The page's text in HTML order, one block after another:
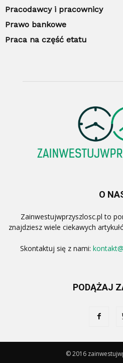
Pracodawcy i pracownicy
Prawo bankowe
Praca na część etatu
O
Zainwestujwprzyszlosc.pl to
znajdziesz wiele ciekawych
Skontaktuj się z nami:
PODĄŻAJ
© 2016